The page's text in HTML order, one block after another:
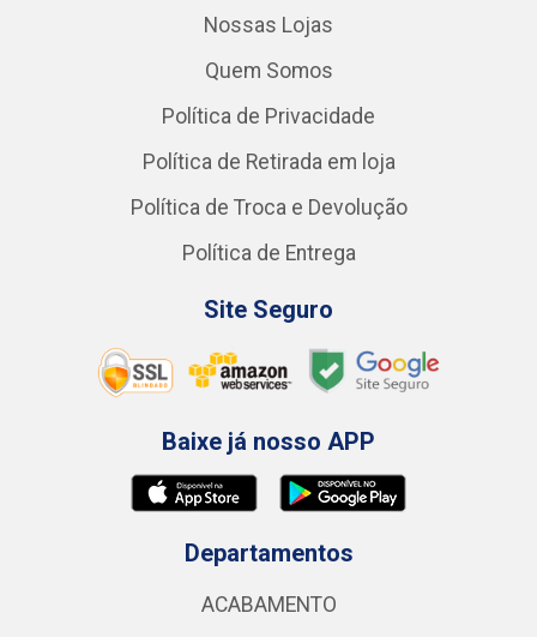
Nossas Lojas
Quem Somos
Política de Privacidade
Política de Retirada em loja
Política de Troca e Devolução
Política de Entrega
Site Seguro
Baixe já nosso APP
Departamentos
ACABAMENTO